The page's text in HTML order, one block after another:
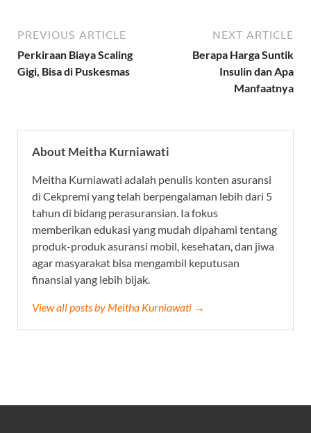
PREVIOUS ARTICLE
Perkiraan Biaya Scaling
Gigi, Bisa di Puskesmas
NEXT ARTICLE
Berapa Harga Suntik
Insulin dan Apa
Manfaatnya
About Meitha Kurniawati
Meitha Kurniawati adalah penulis konten asuransi
di Cekpremi yang telah berpengalaman lebih dari 5
tahun di bidang perasuransian. Ia fokus
memberikan edukasi yang mudah dipahami tentang
produk-produk asuransi mobil, kesehatan, dan jiwa
agar masyarakat bisa mengambil keputusan
finansial yang lebih bijak.
View all posts by Meitha Kurniawati →